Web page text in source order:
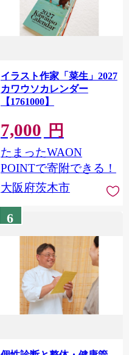
イラスト作家「菜生」2027
カワウソカレンダー
【1761000】
7,000 円
たまったWAON
POINTで寄附できる！
大阪府茨木市
6